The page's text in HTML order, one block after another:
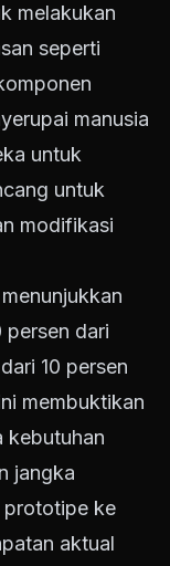
melakukan
seperti
manusia
untuk
untuk
modifikasi
dari
10 persen
membuktikan
kebutuhan
jangka
prototipe ke
aktual